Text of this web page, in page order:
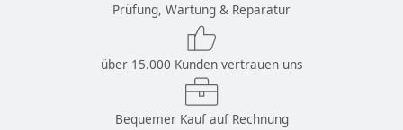
Prüfung, Wartung & Reparatur
über 15.000 Kunden vertrauen uns
Bequemer Kauf auf Rechnung